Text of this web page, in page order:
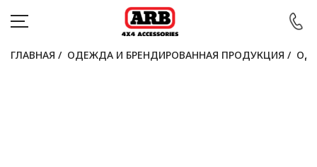
ГЛАВНАЯ / ОДЕЖДА И БРЕНДИРОВАННАЯ ПРОДУКЦИЯ /